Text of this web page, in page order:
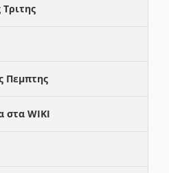
Πεμπτης
στα WIKI